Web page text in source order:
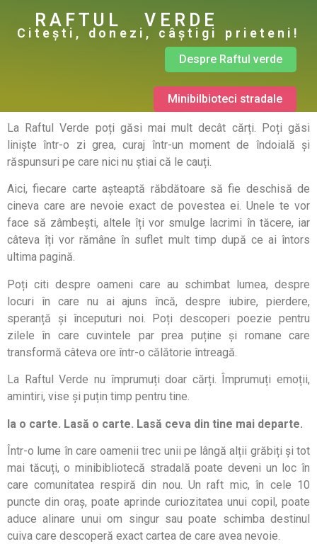
RAFTUL VERDE
Citești, donezi, câștigi prieteni!
Despre Raftul verde
Minibilbioteci stradale
La Raftul Verde poți găsi mai mult decât cărți. Poți găsi
liniște într-o zi grea, curaj într-un moment de îndoială și
răspunsuri pe care nici nu știai că le cauți.
Aici, fiecare carte așteaptă răbdătoare să fie deschisă de
cineva care are nevoie exact de povestea ei. Unele te vor
face să zâmbești, altele îți vor smulge lacrimi în tăcere, iar
câteva îți vor rămâne în suflet mult timp după ce ai întors
ultima pagină.
Poți citi despre oameni care au schimbat lumea, despre
locuri în care nu ai ajuns încă, despre iubire, pierdere,
speranță și începuturi noi. Poți descoperi poezie pentru
zilele în care cuvintele par prea puține și romane care
transformă câteva ore într-o călătorie întreagă.
La Raftul Verde nu împrumuți doar cărți. Împrumuți emoții,
amintiri, vise și puțin timp pentru tine.
Ia o carte. Lasă o carte. Lasă ceva din tine mai departe.
Într-o lume în care oamenii trec unii pe lângă alții grăbiți și tot
mai tăcuți, o minibibliotecă stradală poate deveni un loc în
care comunitatea respiră din nou. Un raft mic, în cele 10
puncte din oraș, poate aprinde curiozitatea unui copil, poate
aduce alinare unui om singur sau poate schimba destinul
cuiva care descoperă exact cartea de care avea nevoie.